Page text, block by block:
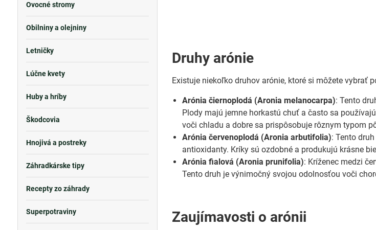
Druhy arónie
Existuje niekoľko druhov arónie, ktoré si môžete vybrať
Arónia čiernoplodá (Aronia melanocarpa): Tento
Plody majú jemne horkastú chuť a často sa
voči chladu a dobre sa prispôsobuje rôznym typom
Arónia červenoplodá (Aronia arbutifolia): Tento
antioxidanty. Kríky sú ozdobné a produkujú krásne
Arónia fialová (Aronia prunifolia): Kríženec medzi
Tento druh je výnimočný svojou odolnosťou voči
Zaujímavosti o arónii
Ovocné stromy
Obilniny a olejniny
Letničky
Lúčne kvety
Huby a hríby
Škodcovia
Hnojivá a postreky
Záhradkárske tipy
Recepty zo záhrady
Superpotraviny